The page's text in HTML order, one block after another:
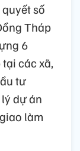
số
Tháp
6
các xã,
tư
dự án
làm